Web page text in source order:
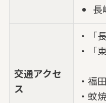
長
交通アクセ
ス
・「
・「
・福
・蚊